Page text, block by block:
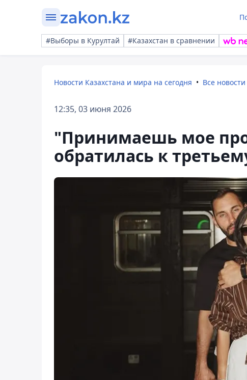
#Выборы в Курултай #Казахстан в сравнении
Новости Казахстана и мира на сегодня Все новости
12:35, 03 июня 2026
"Принимаешь мое
обратилась к